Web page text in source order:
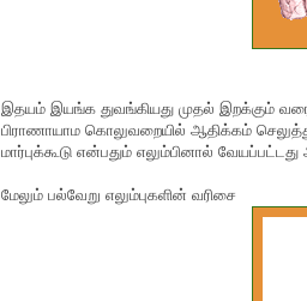
இதயம் இயங்க துவங்கியது முதல் இறக்கும்
பிராணாயாம கொலுவறையில் ஆதிக்கம்
மார்புக்கூடு என்பதும் எலும்பினால் வேயப்பட்டது
மேலும் பல்வேறு எலும்புகளின் வரிசை